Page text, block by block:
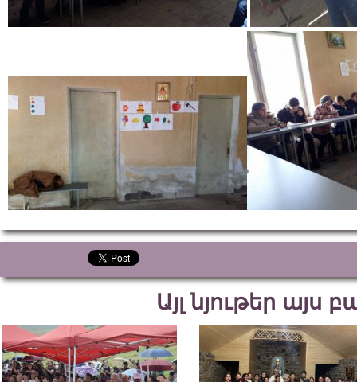
Այլ նյութեր այս